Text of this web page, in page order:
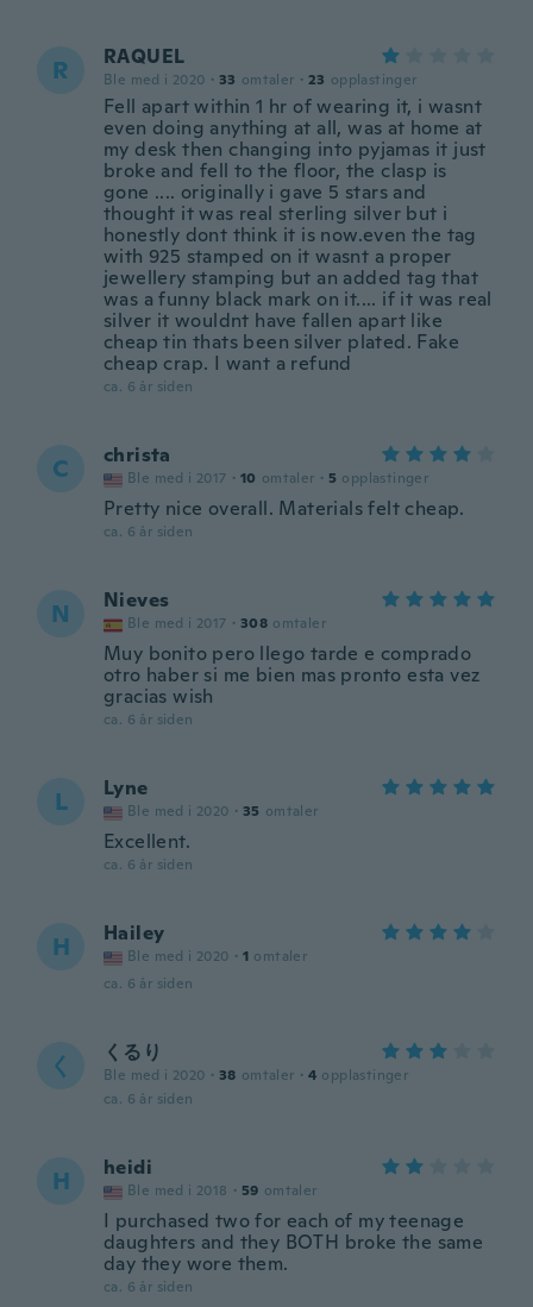
R RAQUEL
Ble med i 2020 · 33 omtaler · 23 opplastinger
Fell apart within 1 hr of wearing it, i wasnt
even doing anything at all, was at home at
my desk then changing into pyjamas it just
broke and fell to the floor, the clasp is
gone .... originally i gave 5 stars and
thought it was real sterling silver but i
honestly dont think it is now.even the tag
with 925 stamped on it wasnt a proper
jewellery stamping but an added tag that
was a funny black mark on it.... if it was real
silver it wouldnt have fallen apart like
cheap tin thats been silver plated. Fake
cheap crap. I want a refund
ca. 6 år siden
C christa
Ble med i 2017 · 10 omtaler · 5 opplastinger
Pretty nice overall. Materials felt cheap.
ca. 6 år siden
N Nieves
Ble med i 2017 · 308 omtaler
Muy bonito pero llego tarde e comprado
otro haber si me bien mas pronto esta vez
gracias wish
ca. 6 år siden
L Lyne
Ble med i 2020 · 35 omtaler
Excellent.
ca. 6 år siden
H Hailey
Ble med i 2020 · 1 omtaler
ca. 6 år siden
く くるり
Ble med i 2020 · 38 omtaler · 4 opplastinger
ca. 6 år siden
H heidi
Ble med i 2018 · 59 omtaler
I purchased two for each of my teenage
daughters and they BOTH broke the same
day they wore them.
ca. 6 år siden